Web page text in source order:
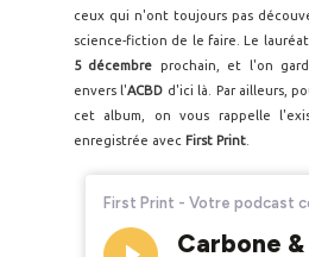
ceux qui n'ont toujours pas
science-fiction de le faire. Le
5 décembre prochain, et l'on
envers l'ACBD d'ici là. Par ailleurs,
cet album, on vous rappelle
enregistrée avec First Print